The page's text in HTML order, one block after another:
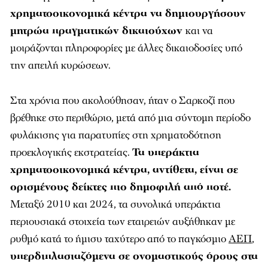
χρηματοοικονομικά κέντρα να δημιουργήσουν
μητρώα πραγματικών δικαιούχων και να
μοιράζονται πληροφορίες με άλλες δικαιοδοσίες υπό
την απειλή κυρώσεων.
Στα χρόνια που ακολούθησαν, ήταν ο Σαρκοζί που
βρέθηκε στο περιθώριο, μετά από μια σύντομη περίοδο
φυλάκισης για παρατυπίες στη χρηματοδότηση
προεκλογικής εκστρατείας. Τα υπεράκτια
χρηματοοικονομικά κέντρα, αντίθετα, είναι σε
ορισμένους δείκτες πιο δημοφιλή από ποτέ.
Μεταξύ 2010 και 2024, τα συνολικά υπεράκτια
περιουσιακά στοιχεία των εταιρειών αυξήθηκαν με
ρυθμό κατά το ήμισυ ταχύτερο από το παγκόσμιοΑΕΠ,
υπερδιπλασιαζόμενα σε ονομαστικούς όρους στα